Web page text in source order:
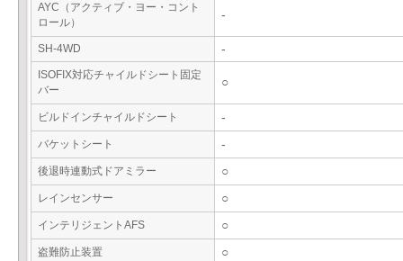
AYC（アクティブ・ヨー・コント
ロール）
-
SH-4WD -
ISOFIX対応チャイルドシート固定
バー
○
ビルドインチャイルドシート -
バケットシート -
後退時連動式ドアミラー ○
レインセンサー ○
インテリジェントAFS ○
盗難防止装置 ○